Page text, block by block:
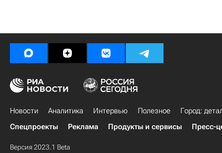
Новости Аналитика Интервью Полезное
Город:
Спецпроекты
Реклама Продукты и сервисы Пресс-
Версия 2023.1 Beta